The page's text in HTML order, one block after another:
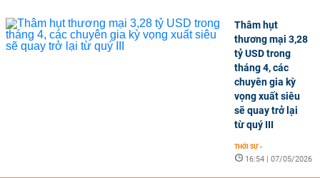
Thâm hụt
thương mại 3,28
tỷ USD trong
tháng 4, các
chuyên gia kỳ
vọng xuất siêu
sẽ quay trở lại
từ quý III
THỜI SỰ -
16:54 | 07/05/2026